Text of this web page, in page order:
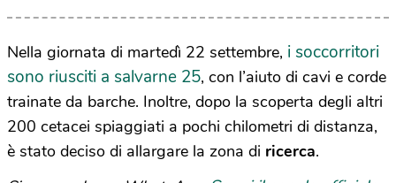
Nella giornata di martedì 22 settembre, i soccorritori
sono riusciti a salvarne 25, con l’aiuto di cavi e corde
trainate da barche. Inoltre, dopo la scoperta degli altri
200 cetacei spiaggiati a pochi chilometri di distanza,
è stato deciso di allargare la zona di ricerca.